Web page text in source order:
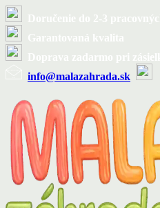
info@malazahrada.sk